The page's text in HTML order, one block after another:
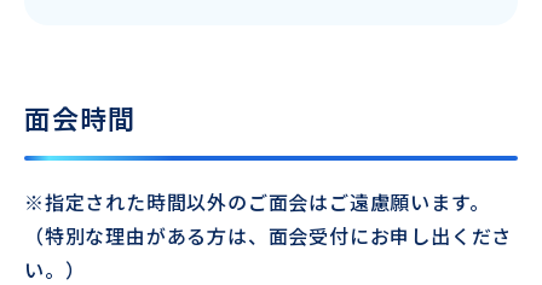
面会時間
※指定された時間以外のご面会はご遠慮願います。
（特別な理由がある方は、面会受付にお申し出くださ
い。）